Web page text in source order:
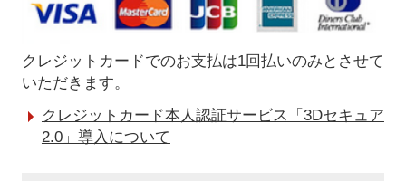
クレジットカードでのお支払は1回払いのみとさせて
いただきます。
クレジットカード本人認証サービス「3Dセキュア
2.0」導入について